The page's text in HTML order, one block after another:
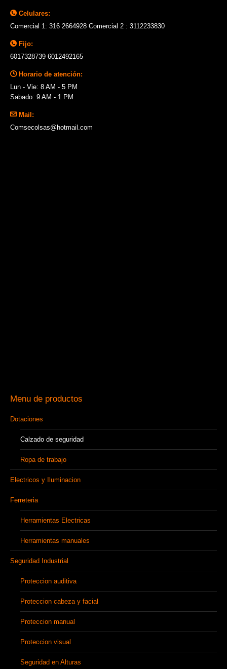
Celulares:
Comercial 1: 316 2664928 Comercial 2 : 3112233830
Fijo:
6017328739 6012492165
Horario de atención:
Lun - Vie: 8 AM - 5 PM
Sabado: 9 AM - 1 PM
Mail:
Comsecolsas@hotmail.com
Menu de productos
Dotaciones
Calzado de seguridad
Ropa de trabajo
Electricos y Iluminacion
Ferreteria
Herramientas Electricas
Herramientas manuales
Seguridad Industrial
Proteccion auditiva
Proteccion cabeza y facial
Proteccion manual
Proteccion visual
Seguridad en Alturas